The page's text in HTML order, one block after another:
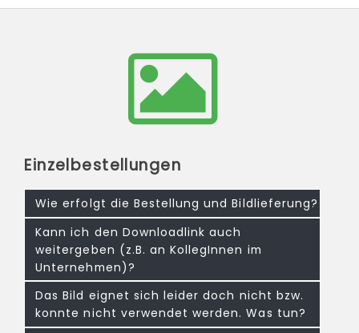
Einzelbestellungen
Wie erfolgt die Bestellung und Bildlieferung?
Kann ich den Downloadlink auch
weitergeben (z.B. an KollegInnen im
Unternehmen)?
Das Bild eignet sich leider doch nicht bzw.
konnte nicht verwendet werden. Was tun?